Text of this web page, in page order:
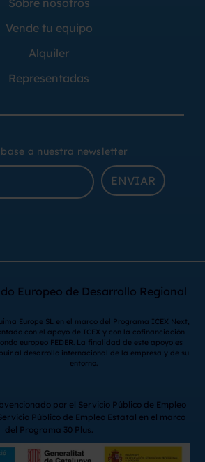
Vende tu equipo
Alquiler
Representadas
a nuestra newsletter
ENVIAR
Europeo de Desarrollo Regional
Europe SL en el marco del Programa ICEX Next,
con el apoyo de ICEX y con la cofinanciación
europeo FEDER. La finalidad de este apoyo es
al desarrollo internacional de la empresa y de su
entorno.
por el Servicio Público de Empleo
Público de Empleo Estatal en el marco
del Programa 30 Plus.